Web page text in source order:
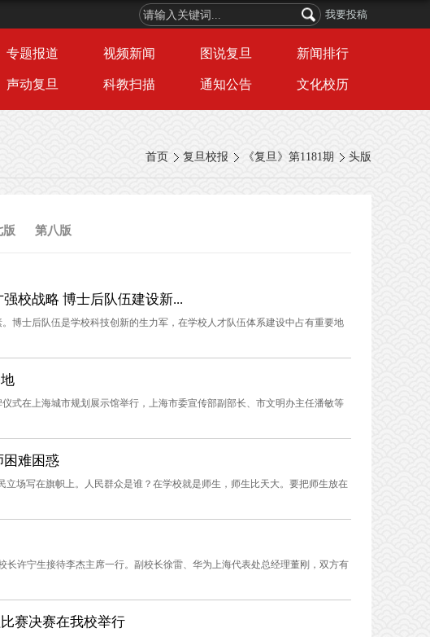
我要投稿
专题报道 视频新闻 图说复旦 新闻排行
声动复旦 科教扫描 通知公告 文化校历
首页 复旦校报 《复旦》第1181期 头版
版 第八版
校战略 博士后队伍建设新...
博士后队伍是学校科技创新的生力军，在学校人才队伍体系建设中占有重要地
式在上海城市规划展示馆举行，上海市委宣传部副部长、市文明办主任潘敏等
困难困惑
场写在旗帜上。人民群众是谁？在学校就是师生，师生比天大。要把师生放在
长许宁生接待李杰主席一行。副校长徐雷、华为上海代表处总经理董刚，双方有
赛决赛在我校举行